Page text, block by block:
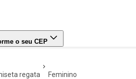
o seu CEP
regata feminino